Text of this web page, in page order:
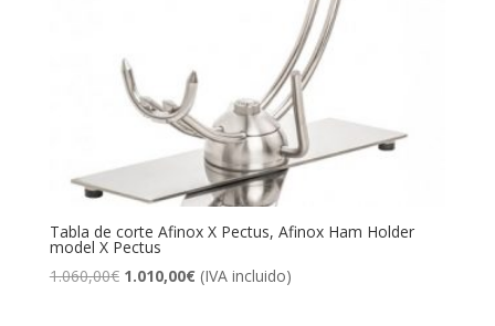
Tabla de corte Afinox X Pectus, Afinox Ham Holder
model X Pectus
1.060,00€ El
1.010,00€El(IVA incluido)